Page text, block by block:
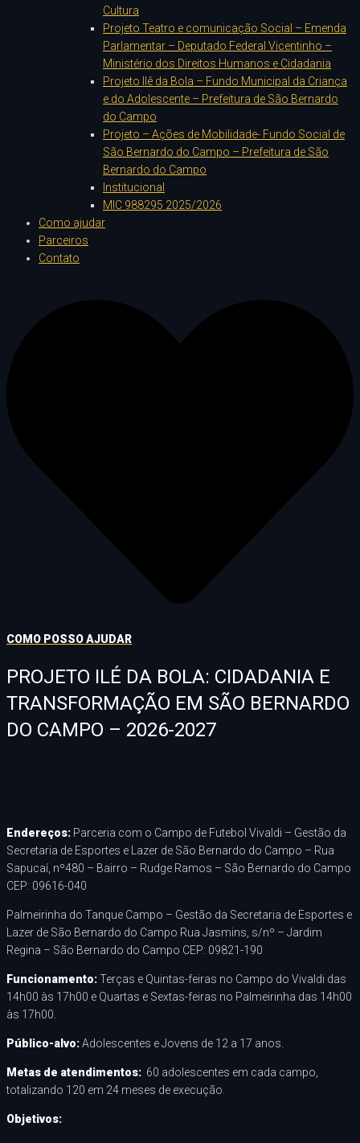
Cultura
Projeto Teatro e comunicação Social – Emenda
Parlamentar – Deputado Federal Vicentinho –
Ministério dos Direitos Humanos e Cidadania
Projeto Ilê da Bola – Fundo Municipal da Criança
e do Adolescente – Prefeitura de São Bernardo
do Campo
Projeto – Ações de Mobilidade- Fundo Social de
São Bernardo do Campo – Prefeitura de São
Bernardo do Campo
Institucional
MIC 988295 2025/2026
Como ajudar
Parceiros
Contato
COMO POSSO AJUDAR
PROJETO ILÉ DA BOLA: CIDADANIA E
TRANSFORMAÇÃO EM SÃO BERNARDO
DO CAMPO – 2026-2027
Endereços: Parceria com o Campo de Futebol Vivaldi – Gestão da
Secretaria de Esportes e Lazer de São Bernardo do Campo – Rua
Sapucaí, nº480 – Bairro – Rudge Ramos – São Bernardo do Campo
CEP: 09616-040
Palmeirinha do Tanque Campo – Gestão da Secretaria de Esportes e
Lazer de São Bernardo do Campo Rua Jasmins, s/nº – Jardim
Regina – São Bernardo do Campo CEP: 09821-190
Funcionamento:Terças e Quintas-feiras no Campo do Vivaldi das
14h00 às 17h00 e Quartas e Sextas-feiras no Palmeirinha das 14h00
às 17h00.
Público-alvo:Adolescentes e Jovens de 12 a 17 anos.
Metas de atendimentos: 60 adolescentes em cada campo,
totalizando 120 em 24 meses de execução.
Objetivos: